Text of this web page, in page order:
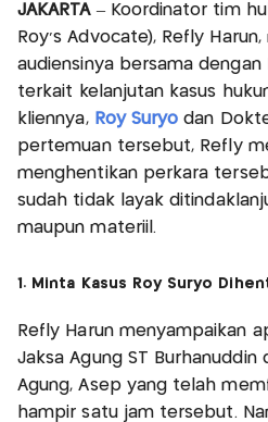
JAKARTA– Koordinator tim
Roy's Advocate), Refly
audiensinya bersama dengan
terkait kelanjutan kasus
kliennya,Roy Suryo dan
pertemuan tersebut, Refly
menghentikan perkara
sudah tidak layak
maupun materiil.
1. Minta Kasus Roy Suryo
Refly Harun menyampaikan
Jaksa Agung ST Burhanuddin
Agung, Asep yang telah
hampir satu jam tersebut.